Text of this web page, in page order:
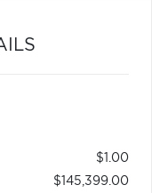
$1.00
$145,399.00